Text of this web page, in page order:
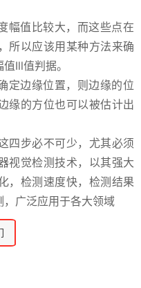
幅值比较大，而这些点在
所以应该用某种方法来确
Ill值判据。
定边缘位置，则边缘的位
缘的方位也可以被估计出
四步必不可少，尤其必须
视觉检测技术，以其强大
，检测速度快，检测结果
广泛应用于各大领域